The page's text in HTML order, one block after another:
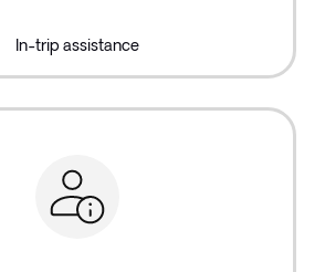
In-trip assistance